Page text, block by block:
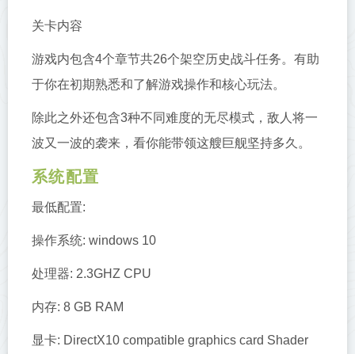
关卡内容
游戏内包含4个章节共26个架空历史战斗任务。有助
于你在初期熟悉和了解游戏操作和核心玩法。
除此之外还包含3种不同难度的无尽模式，敌人将一
波又一波的袭来，看你能带领这艘巨舰坚持多久。
系统配置
最低配置:
操作系统: windows 10
处理器: 2.3GHZ CPU
内存: 8 GB RAM
显卡: DirectX10 compatible graphics card Shader